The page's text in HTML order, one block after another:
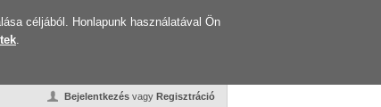
céljából. Honlapunk használatával Ön
.
Bejelentkezés vagy Regisztráció